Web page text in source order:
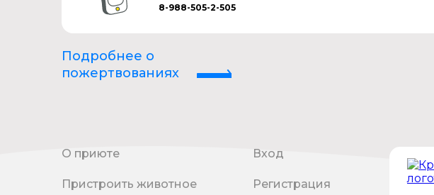
8-988-505-2-505
Подробнее о
пожертвованиях
О приюте
Пристроить животное
Вход
Регистрация